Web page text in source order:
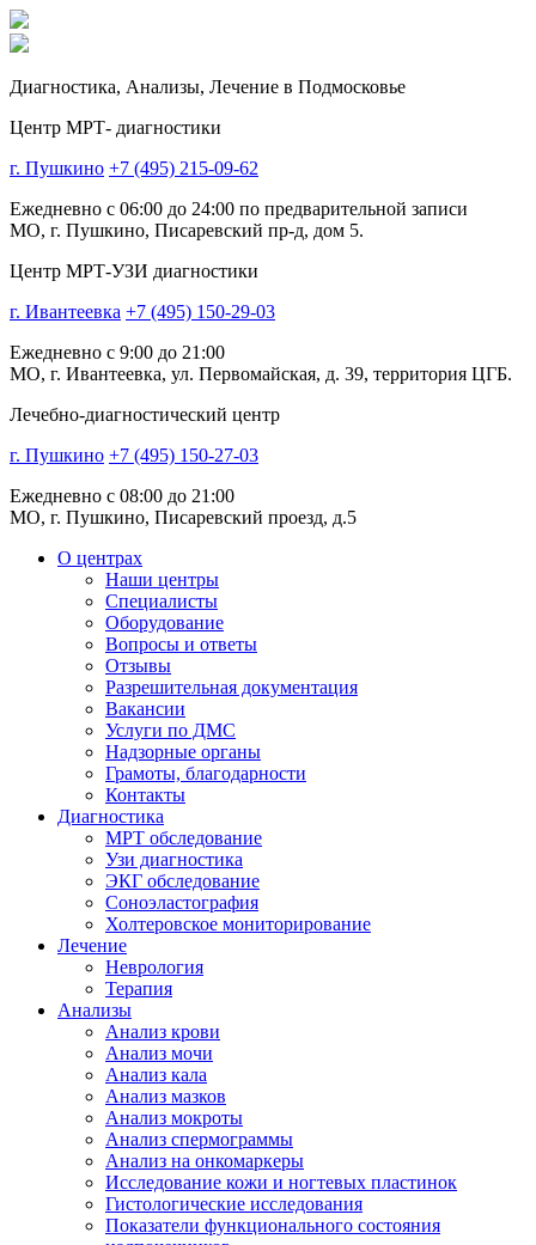
Диагностика, Анализы, Лечение в Подмосковье
Центр МРТ- диагностики
г. Пушкино +7 (495) 215-09-62
Ежедневно с 06:00 до 24:00 по предварительной записи
МО, г. Пушкино, Писаревский пр-д, дом 5.
Центр МРТ-УЗИ диагностики
г. Ивантеевка +7 (495) 150-29-03
Ежедневно с 9:00 до 21:00
МО, г. Ивантеевка, ул. Первомайская, д. 39, территория ЦГБ.
Лечебно-диагностический центр
г. Пушкино +7 (495) 150-27-03
Ежедневно с 08:00 до 21:00
МО, г. Пушкино, Писаревский проезд, д.5
О центрах
Наши центры
Специалисты
Оборудование
Вопросы и ответы
Отзывы
Разрешительная документация
Вакансии
Услуги по ДМС
Надзорные органы
Грамоты, благодарности
Контакты
Диагностика
МРТ обследование
Узи диагностика
ЭКГ обследование
Соноэластография
Холтеровское мониторирование
Лечение
Неврология
Терапия
Анализы
Анализ крови
Анализ мочи
Анализ кала
Анализ мазков
Анализ мокроты
Анализ спермограммы
Анализ на онкомаркеры
Исследование кожи и ногтевых пластинок
Гистологические исследования
Показатели функционального состояния